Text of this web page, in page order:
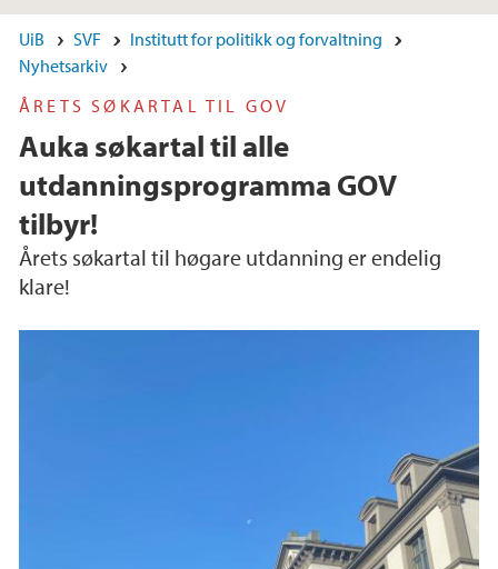
UiB SVF
Institutt for politikk og forvaltning
Nyhetsarkiv
ÅRETS SØKARTAL TIL GOV
Auka søkartal til alle
utdanningsprogramma GOV
tilbyr!
Årets søkartal til høgare utdanning er endelig
klare!